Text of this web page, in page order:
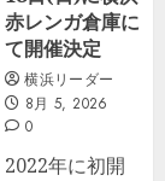
赤レンガ倉庫に
て開催決定
横浜リーダー
8月 5, 2026
0
2022年に初開